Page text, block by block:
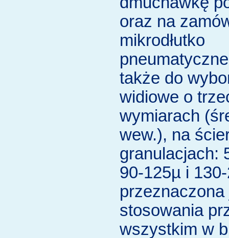
oraz na
mikrodłutko
także do
widiowe o
wymiarach
wew.), na
granulacjach:
90-125µ i
przeznaczona
stosowania
wszystkim w